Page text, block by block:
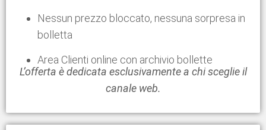
Nessun prezzo bloccato, nessuna sorpresa in
bolletta
Area Clienti online con archivio bollette
L’offerta è dedicata esclusivamente a chi sceglie il
canale web.